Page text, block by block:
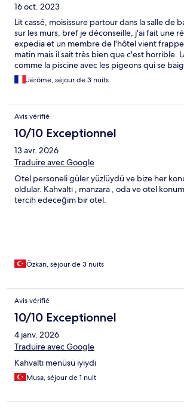
16 oct. 2023
Lit cassé, moisissure partour dans la salle de
sur les murs, bref je déconseille, j'ai fait une
expedia et un membre de l'hôtel vient
matin mais il sait très bien que c'est horrible.
comme la piscine avec les pigeons qui se
dedans. Finalement le responsable nous a
un autre appartement plus loin, plus grand ,
globalement mensongères, déception
Jérôme, séjour de 3 nuits
Avis vérifié
10/10 Exceptionnel
13 avr. 2026
Traduire avec Google
Otel personeli güler yüzlüydü ve bize her
oldular. Kahvaltı , manzara , oda ve otel
tercih edeceğim bir otel.
Özkan, séjour de 3 nuits
Avis vérifié
10/10 Exceptionnel
4 janv. 2026
Traduire avec Google
Kahvaltı menüsü iyiydi
Musa, séjour de 1 nuit